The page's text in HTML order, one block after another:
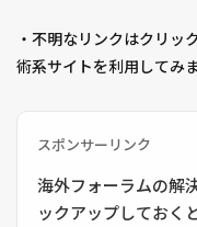
・不明なリンクはクリッ
術系サイトを利用してみま
スポンサーリンク
海外フォーラムの解
ックアップしておく